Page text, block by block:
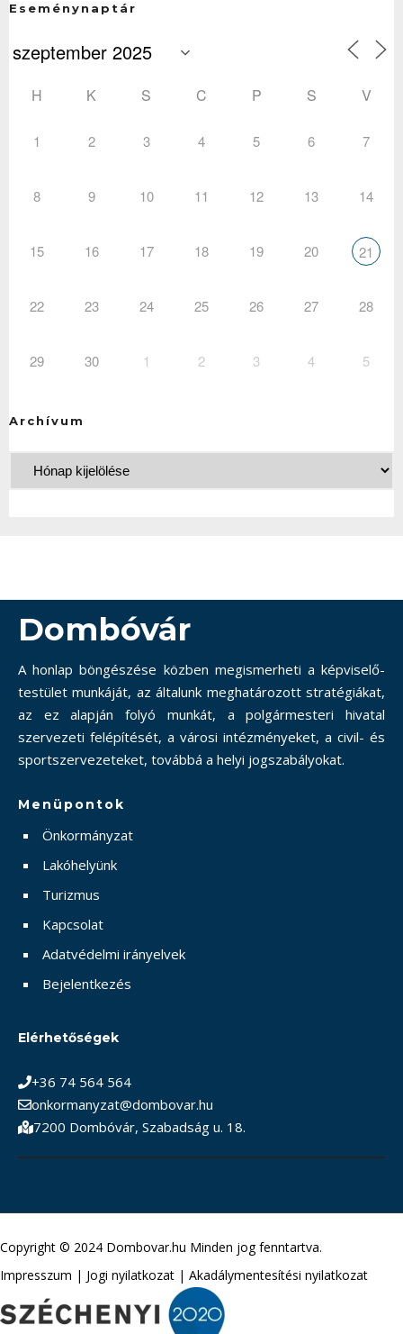
Eseménynaptár
H K S C P S V
1 2 3 4 5 6 7
8 9 10 11 12 13 14
15 16 17 18 19 20 21
22 23 24 25 26 27 28
29 30 1 2 3 4 5
Archívum
Dombóvár
A honlap böngészése közben megismerheti a képviselő-
testület munkáját, az általunk meghatározott stratégiákat,
az ez alapján folyó munkát, a polgármesteri hivatal
szervezeti felépítését, a városi intézményeket, a civil- és
sportszervezeteket, továbbá a helyi jogszabályokat.
Menüpontok
Önkormányzat
Lakóhelyünk
Turizmus
Kapcsolat
Adatvédelmi irányelvek
Bejelentkezés
Elérhetőségek
+36 74 564 564
onkormanyzat@dombovar.hu
7200 Dombóvár, Szabadság u. 18.
Copyright © 2024 Dombovar.hu Minden jog fenntartva.
Impresszum | Jogi nyilatkozat | Akadálymentesítési nyilatkozat